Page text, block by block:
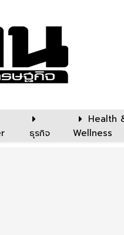
ธุรกิจ
Health
Wellness